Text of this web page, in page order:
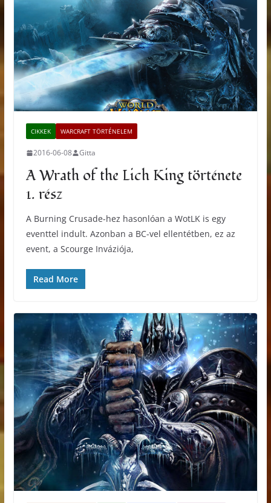
CIKKEK WARCRAFT TÖRTÉNELEM
2016-06-08 Gitta
A Wrath of the Lich King története
1. rész
A Burning Crusade-hez hasonlóan a WotLK is egy
eventtel indult. Azonban a BC-vel ellentétben, ez az
event, a Scourge Inváziója,
Read More